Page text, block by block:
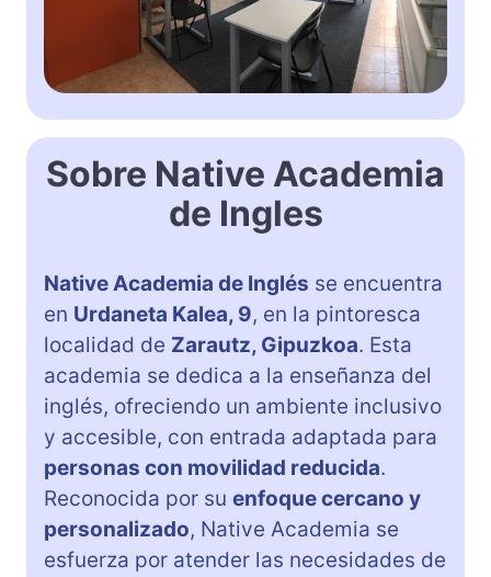
Sobre Native Academia
de Ingles
Native Academia de Inglés se encuentra
en Urdaneta Kalea, 9, en la pintoresca
localidad de Zarautz, Gipuzkoa. Esta
academia se dedica a la enseñanza del
inglés, ofreciendo un ambiente inclusivo
y accesible, con entrada adaptada para
personas con movilidad reducida.
Reconocida por su enfoque cercano y
personalizado, Native Academia se
esfuerza por atender las necesidades de